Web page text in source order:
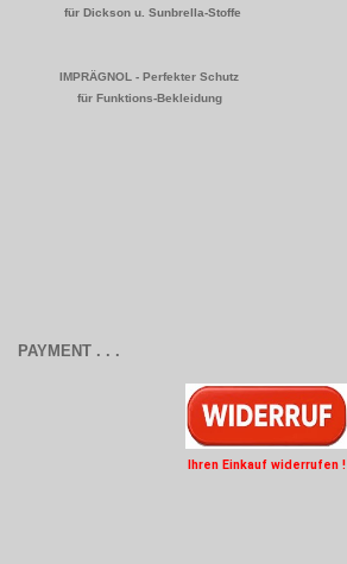
für Dickson u. Sunbrella-Stoffe
IMPRÄGNOL - Perfekter Schutz
für Funktions-Bekleidung
PAYMENT . . .
Ihren Einkauf widerrufen !